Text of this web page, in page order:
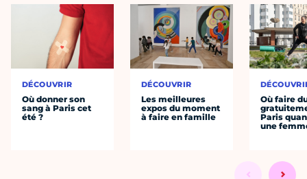
DÉCOUVRIR
Où donner son
sang à Paris cet
été ?
DÉCOUVRIR
Les meilleures
expos du moment
à faire en famille
Où faire
Paris
une